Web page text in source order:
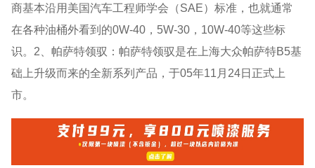
商基本沿用美国汽车工程师学会（SAE）标准，也就通常
在各种油桶外看到的0W-40，5W-30，10W-40等这些标
识。2、帕萨特领驭：帕萨特领驭是在上海大众帕萨特B5基
础上升级而来的全新系列产品，于05年11月24日正式上
市。